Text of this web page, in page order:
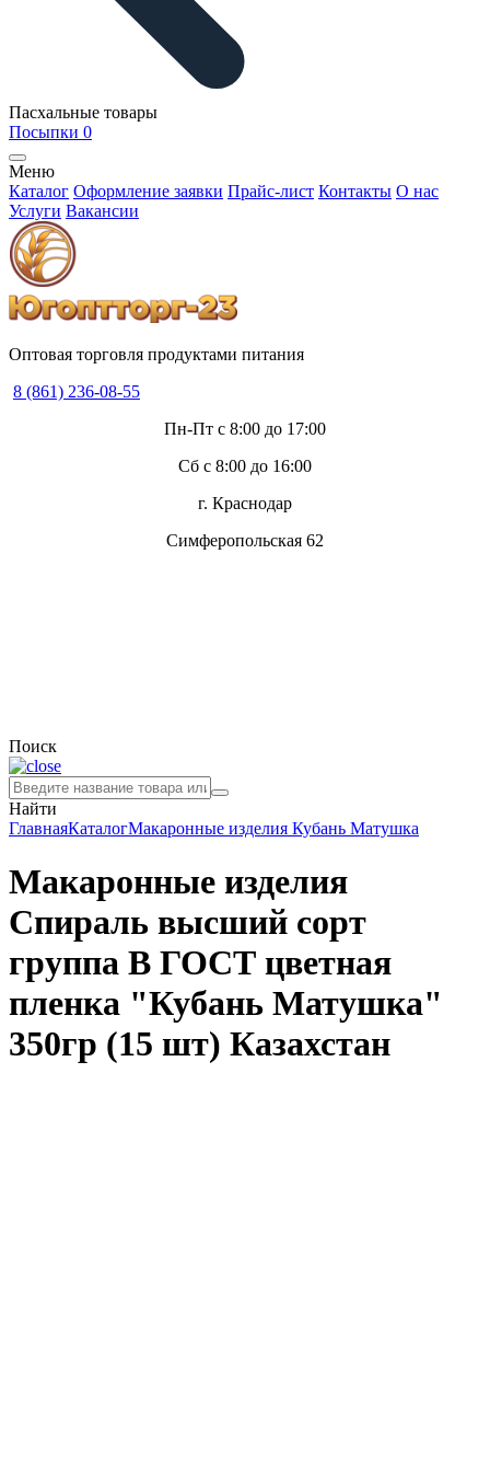
Пасхальные товары
Посыпки 0
Меню
Каталог Оформление заявки Прайс-лист Контакты О нас
Услуги Вакансии
Оптовая торговля продуктами питания
8 (861) 236-08-55
Пн-Пт с 8:00 до 17:00
Сб с 8:00 до 16:00
г. Краснодар
Симферопольская 62
Поиск
Найти
ГлавнаяКаталогМакаронные изделия Кубань Матушка
Макаронные изделия
Спираль высший сорт
группа В ГОСТ цветная
пленка "Кубань Матушка"
350гр (15 шт) Казахстан